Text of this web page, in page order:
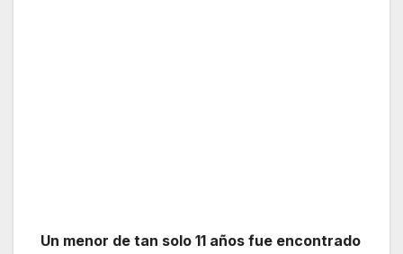
Un menor de tan solo 11 años fue encontrado